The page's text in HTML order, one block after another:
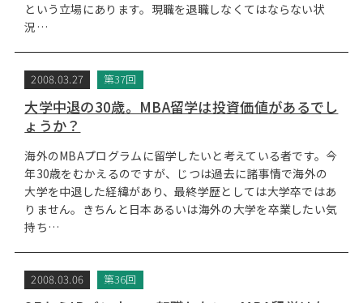
という立場にあります。現職を退職しなくてはならない状
況…
2008.03.27 第37回
大学中退の30歳。MBA留学は投資価値があるでし
ょうか？
海外のMBAプログラムに留学したいと考えている者です。今
年30歳をむかえるのですが、じつは過去に諸事情で海外の
大学を中退した経緯があり、最終学歴としては大学卒ではあ
りません。きちんと日本あるいは海外の大学を卒業したい気
持ち…
2008.03.06 第36回